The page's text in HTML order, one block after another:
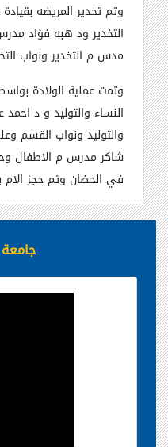
وتم تخدير المريضه
التخدير ود هبه فؤاد
مدس م التخدير ونواب
وتمت عملية الولادة
النساء والتوليد و د
والتوليد ونواب القسم
شاكر مدرس م الاطفال
في الحضان وتم حجز الام